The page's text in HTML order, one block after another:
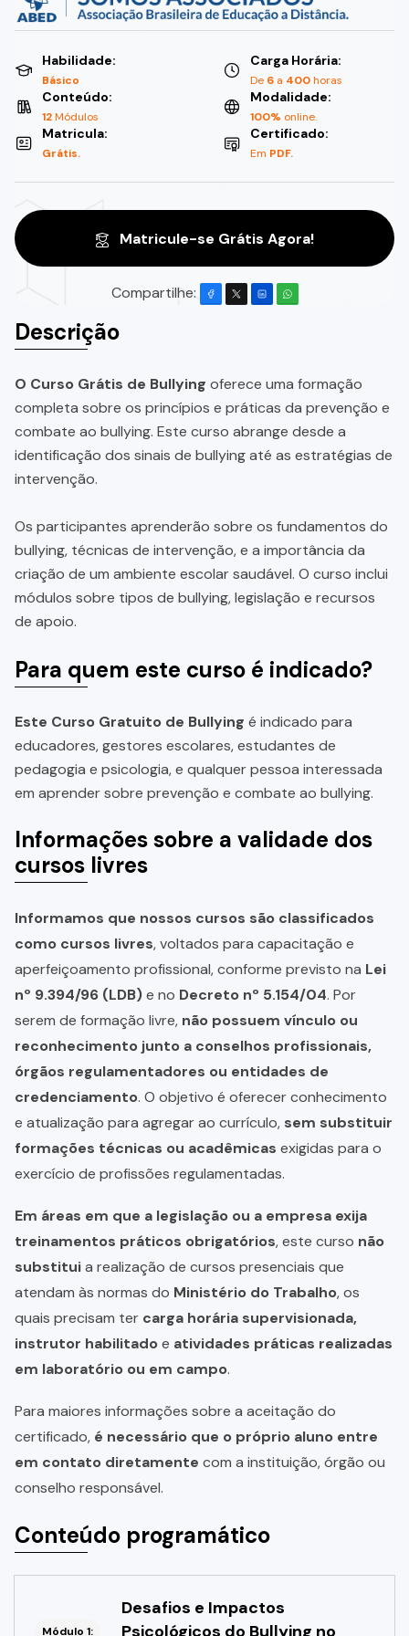
Habilidade:
Básico
Carga Horária:
De 6 a 400horas
Conteúdo:
12Módulos
Modalidade:
100% online.
Matricula:
Grátis.
Certificado:
Em PDF.
Matricule-se Grátis Agora!
Compartilhe:
Descrição
O Curso Grátis de Bullying oferece uma formação
completa sobre os princípios e práticas da prevenção e
combate ao bullying. Este curso abrange desde a
identificação dos sinais de bullying até as estratégias de
intervenção.
Os participantes aprenderão sobre os fundamentos do
bullying, técnicas de intervenção, e a importância da
criação de um ambiente escolar saudável. O curso inclui
módulos sobre tipos de bullying, legislação e recursos
de apoio.
Para quem este curso é indicado?
Este Curso Gratuito de Bullying é indicado para
educadores, gestores escolares, estudantes de
pedagogia e psicologia, e qualquer pessoa interessada
em aprender sobre prevenção e combate ao bullying.
Informações sobre a validade dos
cursos livres
Informamos que nossos cursos são classificados
como cursos livres, voltados para capacitação e
aperfeiçoamento profissional, conforme previsto na Lei
nº 9.394/96 (LDB)e no Decreto nº 5.154/04. Por
serem de formação livre, não possuem vínculo ou
reconhecimento junto a conselhos profissionais,
órgãos regulamentadores ou entidades de
credenciamento. O objetivo é oferecer conhecimento
e atualização para agregar ao currículo, sem substituir
formações técnicas ou acadêmicas exigidas para o
exercício de profissões regulamentadas.
Em áreas em que a legislação ou a empresa exija
treinamentos práticos obrigatórios, este curso não
substituia realização de cursos presenciais que
atendam às normas do Ministério do Trabalho, os
quais precisam ter carga horária supervisionada,
instrutor habilitadoe atividades práticas realizadas
em laboratório ou em campo.
Para maiores informações sobre a aceitação do
certificado, é necessário que o próprio aluno entre
em contato diretamente com a instituição, órgão ou
conselho responsável.
Conteúdo programático
Módulo 1:
Desafios e Impactos